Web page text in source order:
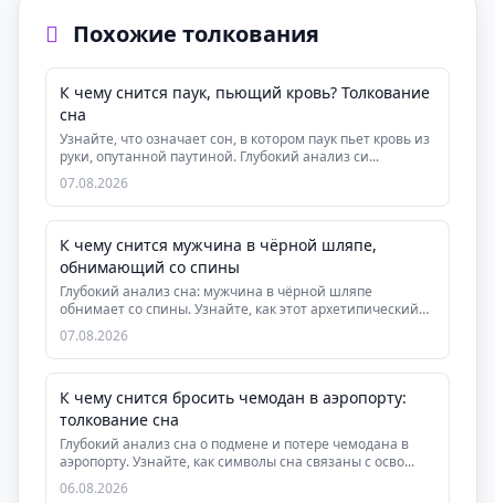
Похожие толкования
К чему снится паук, пьющий кровь? Толкование
сна
Узнайте, что означает сон, в котором паук пьет кровь из
руки, опутанной паутиной. Глубокий анализ си...
07.08.2026
К чему снится мужчина в чёрной шляпе,
обнимающий со спины
Глубокий анализ сна: мужчина в чёрной шляпе
обнимает со спины. Узнайте, как этот архетипический
сон ...
07.08.2026
К чему снится бросить чемодан в аэропорту:
толкование сна
Глубокий анализ сна о подмене и потере чемодана в
аэропорту. Узнайте, как символы сна связаны с осво...
06.08.2026